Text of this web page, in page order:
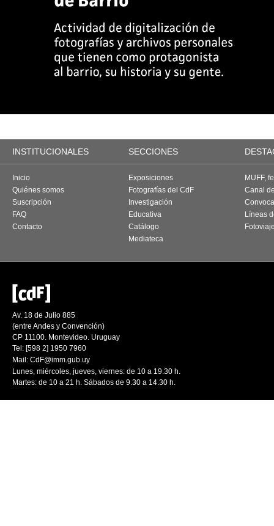
INSTITUCIONALES SECCIONES
Inicio
Quiénes somos
Suscripción
FAQ
Contacto
Exposiciones
Fotografías del CdF
Investigación
Educativa
Catálogo
Mediateca
MUFF,
Canal
Líneas
Av. 18 de Julio 885
(entre Andes y Convención)
CP 11100. Montevideo. Uruguay
Tel: [598 2] 1950 7960
Mail: CdF@imm.gub.uy
Lunes, miércoles, jueves, viernes: de 10 a 19.30 h.
Martes: de 10 a 21 h. Sábados de 9.30 a 14.30 h.